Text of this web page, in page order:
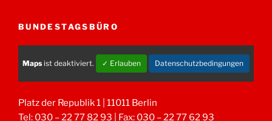
BUNDESTAGSBÜRO
Maps ist deaktiviert. ✓ Erlauben Datenschutzbedingungen
Platz der Republik 1 | 11011 Berlin
Tel: 030 – 22 77 82 93 | Fax: 030 – 22 77 62 93